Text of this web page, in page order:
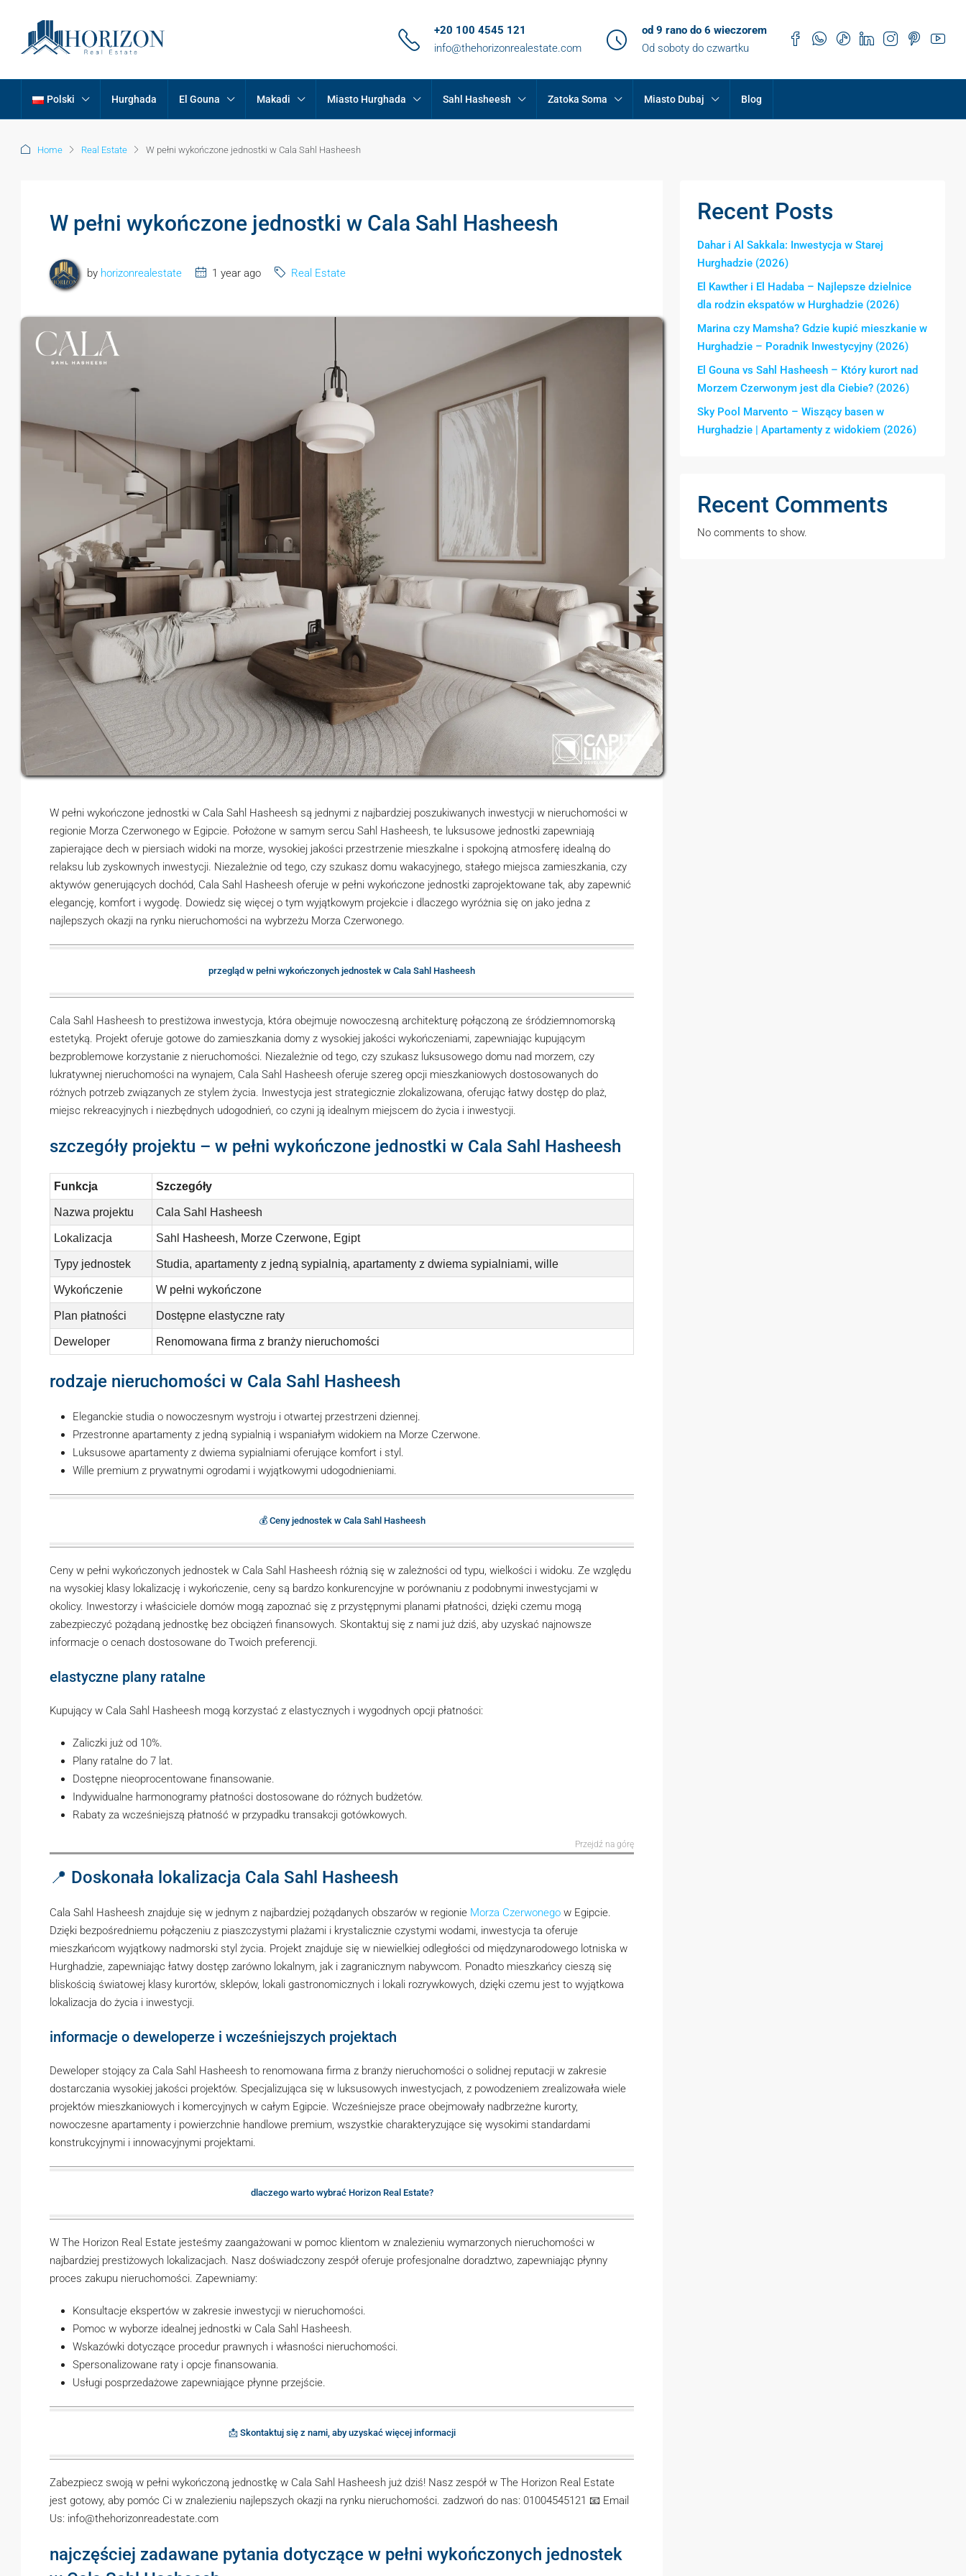
+20 100 4545 121
info@thehorizonrealestate.com
od 9 rano do 6 wieczorem
Od soboty do czwartku
Polski Hurghada El Gouna Makadi Miasto Hurghada Sahl Hasheesh Zatoka Soma Miasto Dubaj Blog
Home Real Estate W pełni wykończone jednostki w Cala Sahl Hasheesh
W pełni wykończone jednostki w Cala Sahl Hasheesh
by horizonrealestate 1 year ago Real Estate
W pełni wykończone jednostki w Cala Sahl Hasheesh są jednymi z najbardziej poszukiwanych inwestycji w nieruchomości w
regionie Morza Czerwonego w Egipcie. Położone w samym sercu Sahl Hasheesh, te luksusowe jednostki zapewniają
zapierające dech w piersiach widoki na morze, wysokiej jakości przestrzenie mieszkalne i spokojną atmosferę idealną do
relaksu lub zyskownych inwestycji. Niezależnie od tego, czy szukasz domu wakacyjnego, stałego miejsca zamieszkania, czy
aktywów generujących dochód, Cala Sahl Hasheesh oferuje w pełni wykończone jednostki zaprojektowane tak, aby zapewnić
elegancję, komfort i wygodę. Dowiedz się więcej o tym wyjątkowym projekcie i dlaczego wyróżnia się on jako jedna z
najlepszych okazji na rynku nieruchomości na wybrzeżu Morza Czerwonego.
przegląd w pełni wykończonych jednostek w Cala Sahl Hasheesh
Cala Sahl Hasheesh to prestiżowa inwestycja, która obejmuje nowoczesną architekturę połączoną ze śródziemnomorską
estetyką. Projekt oferuje gotowe do zamieszkania domy z wysokiej jakości wykończeniami, zapewniając kupującym
bezproblemowe korzystanie z nieruchomości. Niezależnie od tego, czy szukasz luksusowego domu nad morzem, czy
lukratywnej nieruchomości na wynajem, Cala Sahl Hasheesh oferuje szereg opcji mieszkaniowych dostosowanych do
różnych potrzeb związanych ze stylem życia. Inwestycja jest strategicznie zlokalizowana, oferując łatwy dostęp do plaż,
miejsc rekreacyjnych i niezbędnych udogodnień, co czyni ją idealnym miejscem do życia i inwestycji.
szczegóły projektu – w pełni wykończone jednostki w Cala Sahl Hasheesh
Funkcja Szczegóły
Nazwa projektu Cala Sahl Hasheesh
Lokalizacja Sahl Hasheesh, Morze Czerwone, Egipt
Typy jednostek Studia, apartamenty z jedną sypialnią, apartamenty z dwiema sypialniami, wille
Wykończenie W pełni wykończone
Plan płatności Dostępne elastyczne raty
Deweloper Renomowana firma z branży nieruchomości
rodzaje nieruchomości w Cala Sahl Hasheesh
Eleganckie studia o nowoczesnym wystroju i otwartej przestrzeni dziennej.
Przestronne apartamenty z jedną sypialnią i wspaniałym widokiem na Morze Czerwone.
Luksusowe apartamenty z dwiema sypialniami oferujące komfort i styl.
Wille premium z prywatnymi ogrodami i wyjątkowymi udogodnieniami.
💰 Ceny jednostek w Cala Sahl Hasheesh
Ceny w pełni wykończonych jednostek w Cala Sahl Hasheesh różnią się w zależności od typu, wielkości i widoku. Ze względu
na wysokiej klasy lokalizację i wykończenie, ceny są bardzo konkurencyjne w porównaniu z podobnymi inwestycjami w
okolicy. Inwestorzy i właściciele domów mogą zapoznać się z przystępnymi planami płatności, dzięki czemu mogą
zabezpieczyć pożądaną jednostkę bez obciążeń finansowych. Skontaktuj się z nami już dziś, aby uzyskać najnowsze
informacje o cenach dostosowane do Twoich preferencji.
elastyczne plany ratalne
Kupujący w Cala Sahl Hasheesh mogą korzystać z elastycznych i wygodnych opcji płatności:
Zaliczki już od 10%.
Plany ratalne do 7 lat.
Dostępne nieoprocentowane finansowanie.
Indywidualne harmonogramy płatności dostosowane do różnych budżetów.
Rabaty za wcześniejszą płatność w przypadku transakcji gotówkowych.
Przejdź na górę
📍 Doskonała lokalizacja Cala Sahl Hasheesh
Cala Sahl Hasheesh znajduje się w jednym z najbardziej pożądanych obszarów w regionie Morza Czerwonego w Egipcie.
Dzięki bezpośredniemu połączeniu z piaszczystymi plażami i krystalicznie czystymi wodami, inwestycja ta oferuje
mieszkańcom wyjątkowy nadmorski styl życia. Projekt znajduje się w niewielkiej odległości od międzynarodowego lotniska w
Hurghadzie, zapewniając łatwy dostęp zarówno lokalnym, jak i zagranicznym nabywcom. Ponadto mieszkańcy cieszą się
bliskością światowej klasy kurortów, sklepów, lokali gastronomicznych i lokali rozrywkowych, dzięki czemu jest to wyjątkowa
lokalizacja do życia i inwestycji.
informacje o deweloperze i wcześniejszych projektach
Deweloper stojący za Cala Sahl Hasheesh to renomowana firma z branży nieruchomości o solidnej reputacji w zakresie
dostarczania wysokiej jakości projektów. Specjalizująca się w luksusowych inwestycjach, z powodzeniem zrealizowała wiele
projektów mieszkaniowych i komercyjnych w całym Egipcie. Wcześniejsze prace obejmowały nadbrzeżne kurorty,
nowoczesne apartamenty i powierzchnie handlowe premium, wszystkie charakteryzujące się wysokimi standardami
konstrukcyjnymi i innowacyjnymi projektami.
dlaczego warto wybrać Horizon Real Estate?
W The Horizon Real Estate jesteśmy zaangażowani w pomoc klientom w znalezieniu wymarzonych nieruchomości w
najbardziej prestiżowych lokalizacjach. Nasz doświadczony zespół oferuje profesjonalne doradztwo, zapewniając płynny
proces zakupu nieruchomości. Zapewniamy:
Konsultacje ekspertów w zakresie inwestycji w nieruchomości.
Pomoc w wyborze idealnej jednostki w Cala Sahl Hasheesh.
Wskazówki dotyczące procedur prawnych i własności nieruchomości.
Spersonalizowane raty i opcje finansowania.
Usługi posprzedażowe zapewniające płynne przejście.
📩 Skontaktuj się z nami, aby uzyskać więcej informacji
Zabezpiecz swoją w pełni wykończoną jednostkę w Cala Sahl Hasheesh już dziś! Nasz zespół w The Horizon Real Estate
jest gotowy, aby pomóc Ci w znalezieniu najlepszych okazji na rynku nieruchomości. zadzwoń do nas: 01004545121 📧 Email
Us: info@thehorizonreadestate.com
najczęściej zadawane pytania dotyczące w pełni wykończonych jednostek
Recent Posts
Dahar i Al Sakkala: Inwestycja w Starej
Hurghadzie (2026)
El Kawther i El Hadaba – Najlepsze dzielnice
dla rodzin ekspatów w Hurghadzie (2026)
Marina czy Mamsha? Gdzie kupić mieszkanie w
Hurghadzie – Poradnik Inwestycyjny (2026)
El Gouna vs Sahl Hasheesh – Który kurort nad
Morzem Czerwonym jest dla Ciebie? (2026)
Sky Pool Marvento – Wiszący basen w
Hurghadzie | Apartamenty z widokiem (2026)
Recent Comments
No comments to show.